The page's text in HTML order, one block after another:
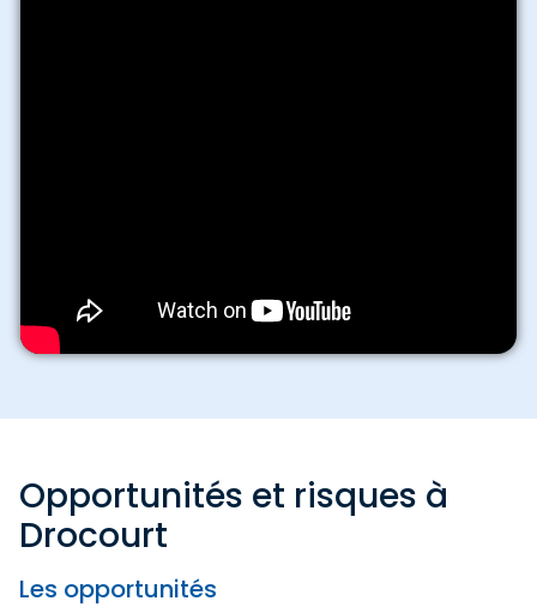
Opportunités et risques à
Drocourt
Les opportunités